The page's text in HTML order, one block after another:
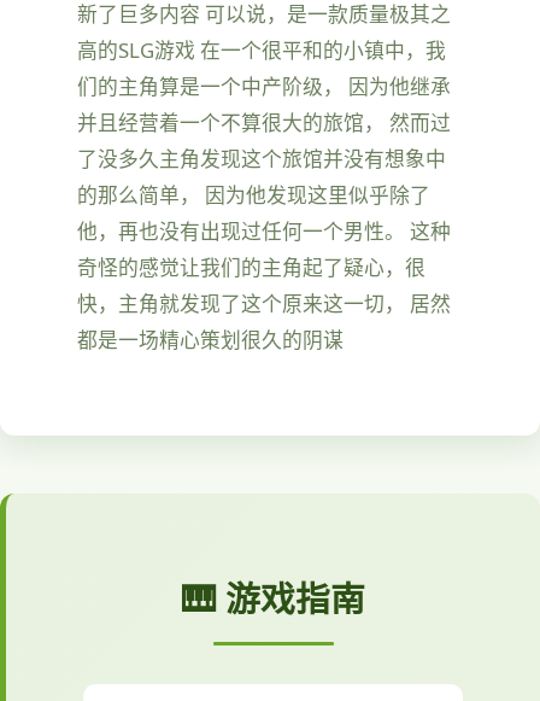
新了巨多内容 可以说，是一款质量极其之
高的SLG游戏 在一个很平和的小镇中，我
们的主角算是一个中产阶级， 因为他继承
并且经营着一个不算很大的旅馆， 然而过
了没多久主角发现这个旅馆并没有想象中
的那么简单， 因为他发现这里似乎除了
他，再也没有出现过任何一个男性。 这种
奇怪的感觉让我们的主角起了疑心，很
快，主角就发现了这个原来这一切， 居然
都是一场精心策划很久的阴谋
🎹 游戏指南